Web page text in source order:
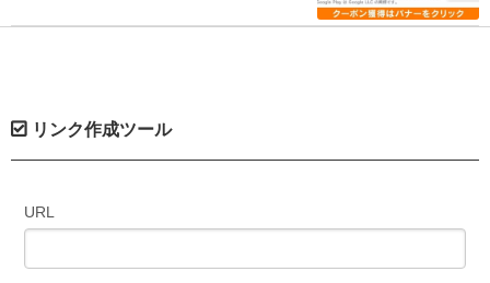
リンク作成ツール
URL